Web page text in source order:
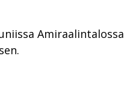
Amiraalintalossa